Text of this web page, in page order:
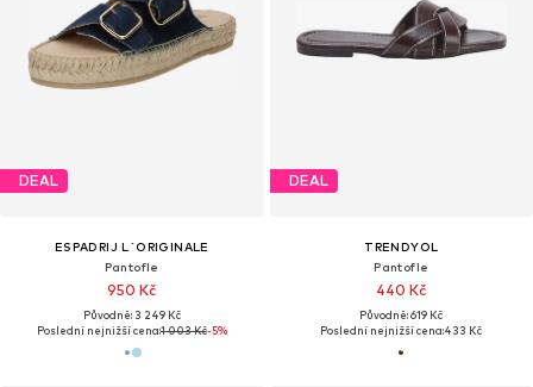
DEAL
ESPADRIJ L´ORIGINALE
Pantofle
950 Kč
Původně: 3 249 Kč
Poslední nejnižší cena:1 003 Kč-5%
DEAL
TRENDYOL
Pantofle
440 Kč
Původně: 619 Kč
Poslední nejnižší cena:433 Kč